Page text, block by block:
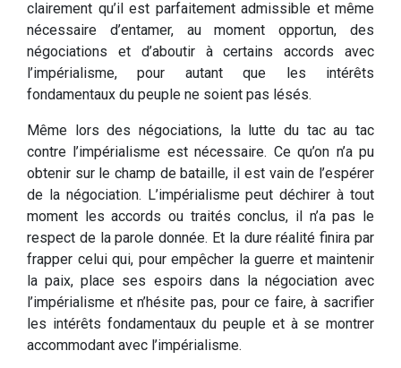
clairement qu’il est parfaitement admissible et même
nécessaire d’entamer, au moment opportun, des
négociations et d’aboutir à certains accords avec
l’impérialisme, pour autant que les intérêts
fondamentaux du peuple ne soient pas lésés.
Même lors des négociations, la lutte du tac au tac
contre l’impérialisme est nécessaire. Ce qu’on n’a pu
obtenir sur le champ de bataille, il est vain de l’espérer
de la négociation. L’impérialisme peut déchirer à tout
moment les accords ou traités conclus, il n’a pas le
respect de la parole donnée. Et la dure réalité finira par
frapper celui qui, pour empêcher la guerre et maintenir
la paix, place ses espoirs dans la négociation avec
l’impérialisme et n’hésite pas, pour ce faire, à sacrifier
les intérêts fondamentaux du peuple et à se montrer
accommodant avec l’impérialisme.